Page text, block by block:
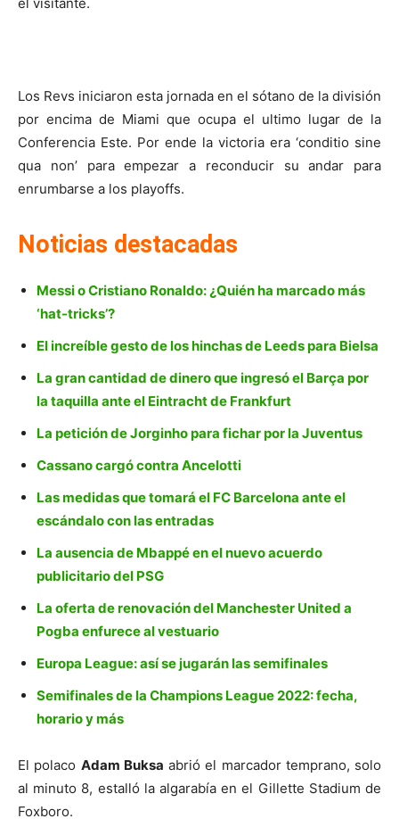
Los Revs iniciaron esta jornada en el sótano de la división
por encima de Miami que ocupa el ultimo lugar de la
Conferencia Este. Por ende la victoria era ‘conditio sine
qua non’ para empezar a reconducir su andar para
enrumbarse a los playoffs.
Noticias destacadas
Messi o Cristiano Ronaldo: ¿Quién ha marcado más
‘hat-tricks’?
El increíble gesto de los hinchas de Leeds para Bielsa
La gran cantidad de dinero que ingresó el Barça por
la taquilla ante el Eintracht de Frankfurt
La petición de Jorginho para fichar por la Juventus
Cassano cargó contra Ancelotti
Las medidas que tomará el FC Barcelona ante el
escándalo con las entradas
La ausencia de Mbappé en el nuevo acuerdo
publicitario del PSG
La oferta de renovación del Manchester United a
Pogba enfurece al vestuario
Europa League: así se jugarán las semifinales
Semifinales de la Champions League 2022: fecha,
horario y más
El polaco Adam Buksa abrió el marcador temprano, solo
al minuto 8, estalló la algarabía en el Gillette Stadium de
Foxboro.